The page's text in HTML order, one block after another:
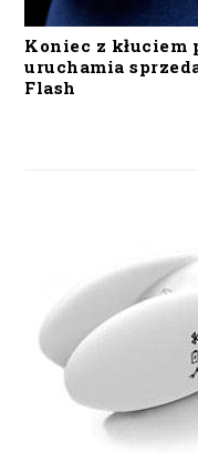
Koniec z kłuciem
uruchamia
Flash